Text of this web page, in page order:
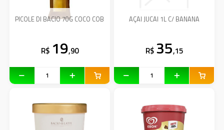
PICOLE DI BACIO 70G COCO COB
R$ 19,90
AÇAI JUCAI 1L C/ BANANA
R$ 35,15